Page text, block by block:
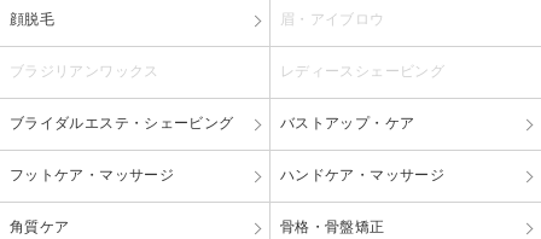
顔脱毛 眉・アイブロウ
ブラジリアンワックス レディースシェービング
ブライダルエステ・シェービング バストアップ・ケア
フットケア・マッサージ ハンドケア・マッサージ
角質ケア 骨格・骨盤矯正